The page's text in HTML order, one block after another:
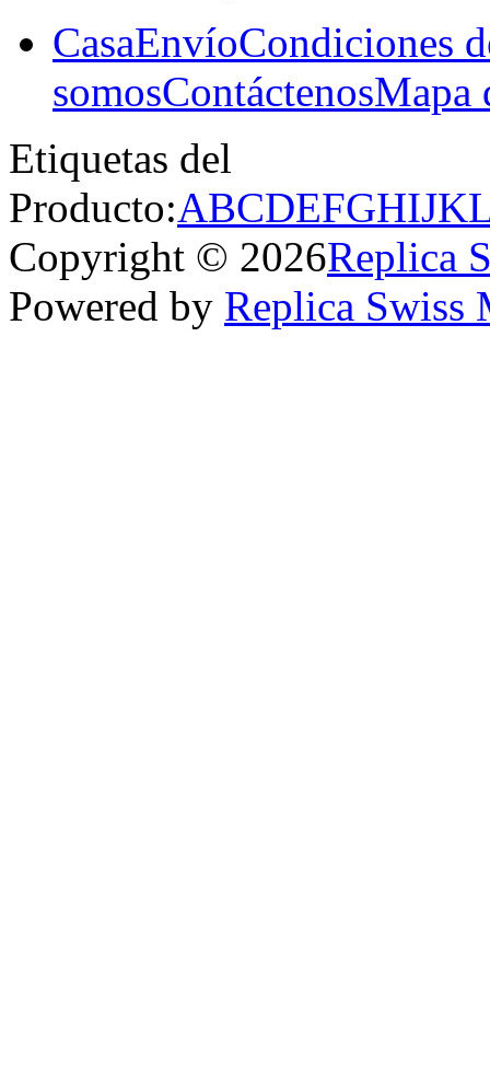
CasaEnvíoCondiciones
somosContáctenosMapa
Etiquetas del
Producto:ABCDEFGHIJK
Copyright © 2026Replica
Powered by Replica Swiss